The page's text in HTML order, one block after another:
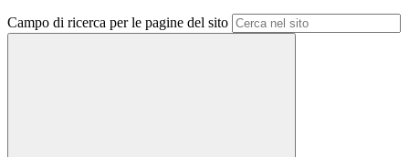
Campo di ricerca per le pagine del sito